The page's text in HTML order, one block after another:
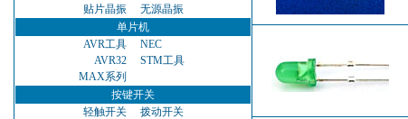
贴片晶振
无源晶振
单片机
AVR工具
NEC
AVR32
STM工具
MAX系列
按键开关
轻触开关
拨动开关